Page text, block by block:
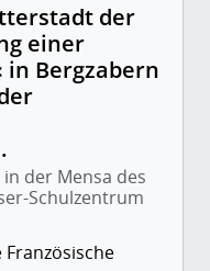
der
einer
in Bergzabern
der Mensa des
Schulzentrum